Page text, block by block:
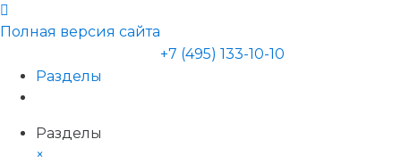
Полная версия сайта
+7 (495) 133-10-10
Разделы
Разделы
×